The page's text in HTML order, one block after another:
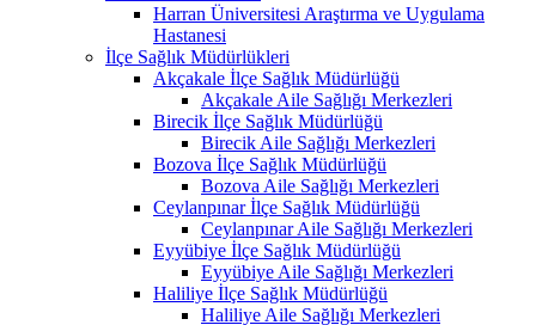
Harran Üniversitesi Araştırma ve Uygulama
Hastanesi
İlçe Sağlık Müdürlükleri
Akçakale İlçe Sağlık Müdürlüğü
Akçakale Aile Sağlığı Merkezleri
Birecik İlçe Sağlık Müdürlüğü
Birecik Aile Sağlığı Merkezleri
Bozova İlçe Sağlık Müdürlüğü
Bozova Aile Sağlığı Merkezleri
Ceylanpınar İlçe Sağlık Müdürlüğü
Ceylanpınar Aile Sağlığı Merkezleri
Eyyübiye İlçe Sağlık Müdürlüğü
Eyyübiye Aile Sağlığı Merkezleri
Haliliye İlçe Sağlık Müdürlüğü
Haliliye Aile Sağlığı Merkezleri